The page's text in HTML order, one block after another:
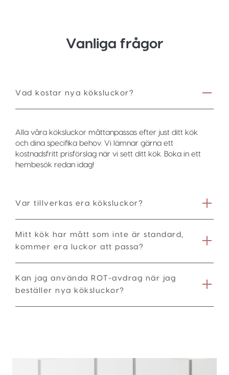
Vanliga frågor
Vad kostar nya köksluckor?
Alla våra köksluckor måttanpassas efter just ditt kök
och dina specifika behov. Vi lämnar gärna ett
kostnadsfritt prisförslag när vi sett ditt kök. Boka in ett
hembesök redan idag!
Var tillverkas era köksluckor?
Mitt kök har mått som inte är standard,
kommer era luckor att passa?
Kan jag använda ROT-avdrag när jag
beställer nya köksluckor?